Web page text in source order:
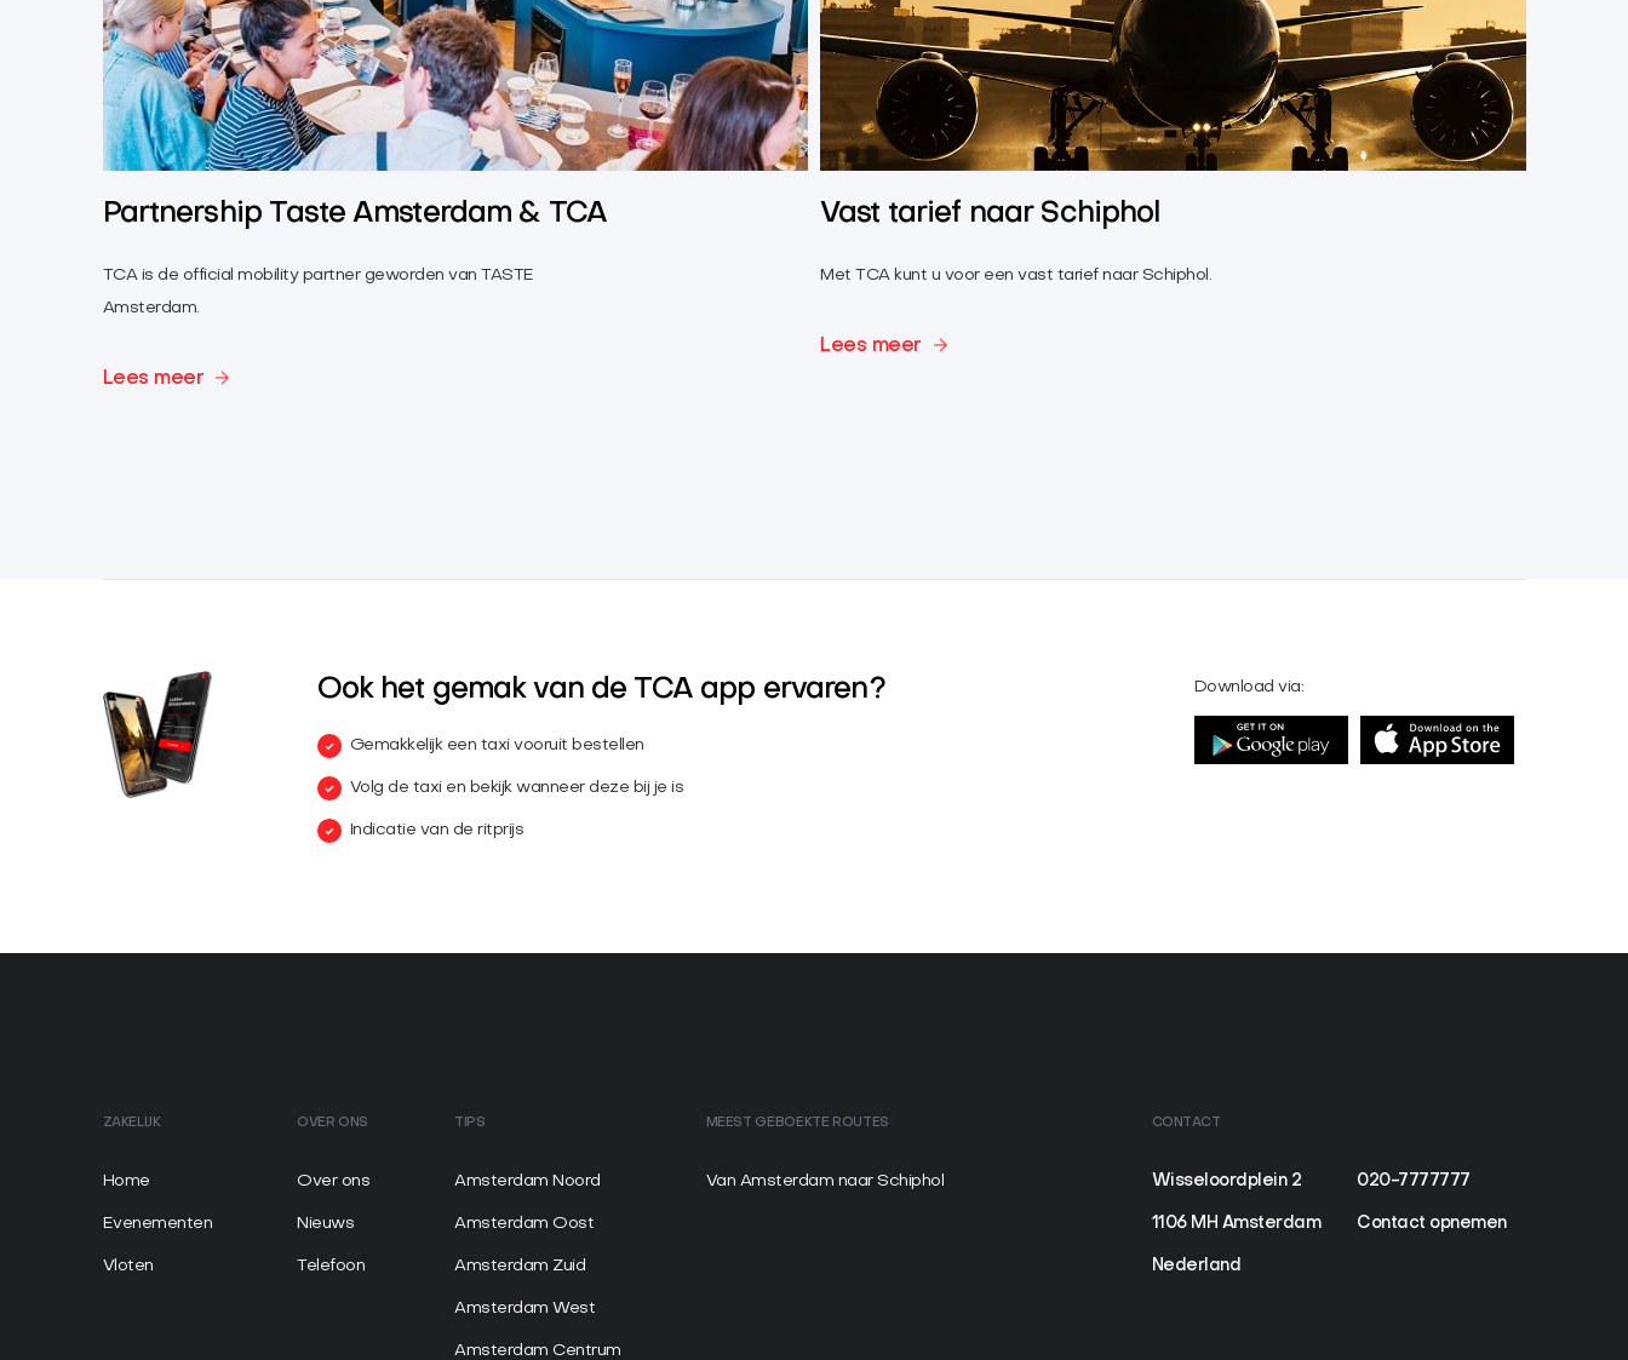
Partnership Taste Amsterdam & TCA
TCA is de official mobility partner geworden van TASTE
Amsterdam.
Lees meer
Vast tarief naar Schiphol
Met TCA kunt u voor een vast tarief naar Schiphol.
Lees meer
Ook het gemak van de TCA app ervaren?
Gemakkelijk een taxi vooruit bestellen
Volg de taxi en bekijk wanneer deze bij je is
Indicatie van de ritprijs
Download via:
ZAKELIJK
Home
Evenementen
Vloten
OVER ONS
Over ons
Nieuws
Telefoon
TIPS
Amsterdam Noord
Amsterdam Oost
Amsterdam Zuid
Amsterdam West
Amsterdam Centrum
MEEST GEBOEKTE ROUTES
Van Amsterdam naar Schiphol
CONTACT
Wisseloordplein 2
1106 MH Amsterdam
Nederland
020-7777777
Contact opnemen